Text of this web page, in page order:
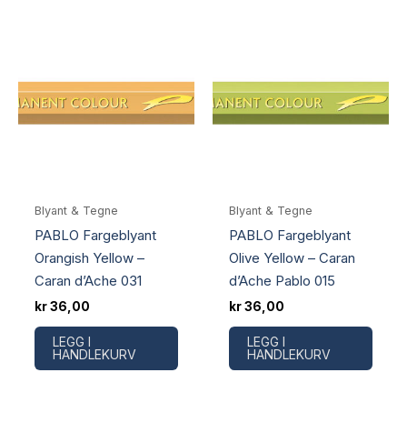
Blyant & Tegne
PABLO Fargeblyant
Orangish Yellow –
Caran d’Ache 031
kr36,00
LEGG I
HANDLEKURV
Blyant & Tegne
PABLO Fargeblyant
Olive Yellow – Caran
d’Ache Pablo 015
kr36,00
LEGG I
HANDLEKURV